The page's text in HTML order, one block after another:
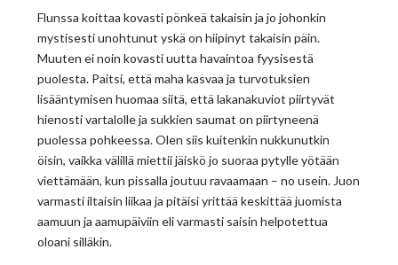
Flunssa koittaa kovasti pönkeä takaisin ja jo johonkin
mystisesti unohtunut yskä on hiipinyt takaisin päin.
Muuten ei noin kovasti uutta havaintoa fyysisestä
puolesta. Paitsi, että maha kasvaa ja turvotuksien
lisääntymisen huomaa siitä, että lakanakuviot piirtyvät
hienosti vartalolle ja sukkien saumat on piirtyneenä
puolessa pohkeessa. Olen siis kuitenkin nukkunutkin
öisin, vaikka välillä miettii jäiskö jo suoraa pytylle yötään
viettämään, kun pissalla joutuu ravaamaan – no usein. Juon
varmasti iltaisin liikaa ja pitäisi yrittää keskittää juomista
aamuun ja aamupäiviin eli varmasti saisin helpotettua
oloani silläkin.